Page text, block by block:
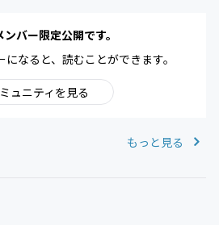
バー限定公開です。
なると、読むことができます。
ュニティを見る
もっと見る